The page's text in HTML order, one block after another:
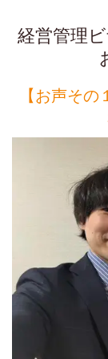
経営管理
【お声そ